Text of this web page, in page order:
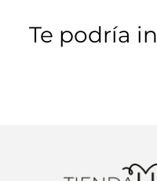
Te podría